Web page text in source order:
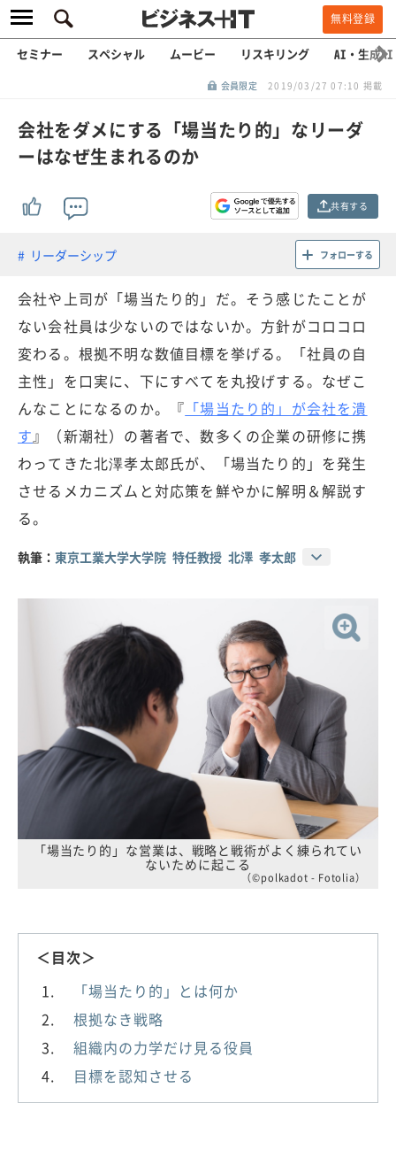
無料登録
セミナー スペシャル ムービー リスキリング AI・生成AI
会員限定 2019/03/27 07:10 掲載
会社をダメにする「場当たり的」なリーダ
ーはなぜ生まれるのか
共有する
リーダーシップ フォローする
会社や上司が「場当たり的」だ。そう感じたことが
ない会社員は少ないのではないか。方針がコロコロ
変わる。根拠不明な数値目標を挙げる。「社員の自
主性」を口実に、下にすべてを丸投げする。なぜこ
んなことになるのか。『 「場当たり的」が会社を潰
す』（新潮社）の著者で、数多くの企業の研修に携
わってきた北澤孝太郎氏が、「場当たり的」を発生
させるメカニズムと対応策を鮮やかに解明＆解説す
る。
執筆： 東京工業大学大学院 特任教授 北澤 孝太郎
「場当たり的」な営業は、戦略と戦術がよく練られてい
ないために起こる
（©polkadot - Fotolia）
＜目次＞
「場当たり的」とは何か
根拠なき戦略
組織内の力学だけ見る役員
目標を認知させる